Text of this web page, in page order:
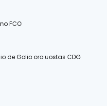
FCO
de Golio oro uostas CDG